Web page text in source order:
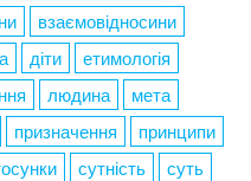
взаємовідносини
діти
етимологія
людина
мета
призначення
принципи
сутність
суть